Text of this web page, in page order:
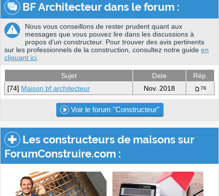
BF Architecteur dans le forum :
Nous vous conseillons de rester prudent quant aux
messages que vous pouvez lire dans les discussions à
propos d'un constructeur. Pour trouver des avis pertinents
sur les professionnels de la construction, consultez notre guide en
cliquant ici
Sujet Date
Rép.
[74] Maison bf architecteur Nov. 2018 78
Voir le forum "Constructeur"
Les constructeurs de maisons sur
ForumConstruire.com :